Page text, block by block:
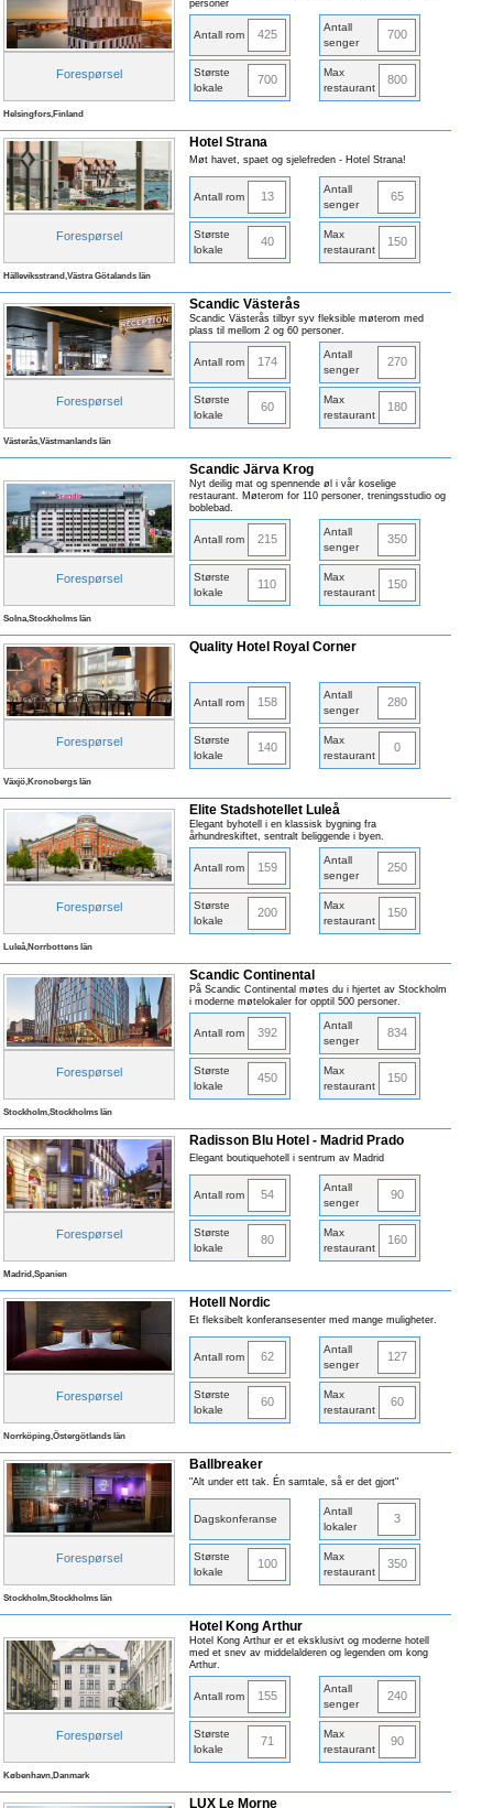
Forespørsel
personer
Antall rom 425
Antall
senger
700
Største
lokale
700
Max
restaurant
800
Helsingfors,Finland
Forespørsel
Hotel Strana
Møt havet, spaet og sjelefreden - Hotel Strana!
Antall rom 13
Antall
senger
65
Største
lokale
40
Max
restaurant
150
Hälleviksstrand,Västra Götalands län
Forespørsel
Scandic Västerås
Scandic Västerås tilbyr syv fleksible møterom med
plass til mellom 2 og 60 personer.
Antall rom 174
Antall
senger
270
Største
lokale
60
Max
restaurant
180
Västerås,Västmanlands län
Forespørsel
Scandic Järva Krog
Nyt deilig mat og spennende øl i vår koselige
restaurant. Møterom for 110 personer, treningsstudio og
boblebad.
Antall rom 215
Antall
senger
350
Største
lokale
110
Max
restaurant
150
Solna,Stockholms län
Forespørsel
Quality Hotel Royal Corner
Antall rom 158
Antall
senger
280
Største
lokale
140
Max
restaurant
0
Växjö,Kronobergs län
Forespørsel
Elite Stadshotellet Luleå
Elegant byhotell i en klassisk bygning fra
århundreskiftet, sentralt beliggende i byen.
Antall rom 159
Antall
senger
250
Største
lokale
200
Max
restaurant
150
Luleå,Norrbottens län
Forespørsel
Scandic Continental
På Scandic Continental møtes du i hjertet av Stockholm
i moderne møtelokaler for opptil 500 personer.
Antall rom 392
Antall
senger
834
Største
lokale
450
Max
restaurant
150
Stockholm,Stockholms län
Forespørsel
Radisson Blu Hotel - Madrid Prado
Elegant boutiquehotell i sentrum av Madrid
Antall rom 54
Antall
senger
90
Største
lokale
80
Max
restaurant
160
Madrid,Spanien
Forespørsel
Hotell Nordic
Et fleksibelt konferansesenter med mange muligheter.
Antall rom 62
Antall
senger
127
Største
lokale
60
Max
restaurant
60
Norrköping,Östergötlands län
Forespørsel
Ballbreaker
"Alt under ett tak. Én samtale, så er det gjort"
Dagskonferanse
Antall
lokaler
3
Største
lokale
100
Max
restaurant
350
Stockholm,Stockholms län
Forespørsel
Hotel Kong Arthur
Hotel Kong Arthur er et eksklusivt og moderne hotell
med et snev av middelalderen og legenden om kong
Arthur.
Antall rom 155
Antall
senger
240
Største
lokale
71
Max
restaurant
90
København,Danmark
LUX Le Morne